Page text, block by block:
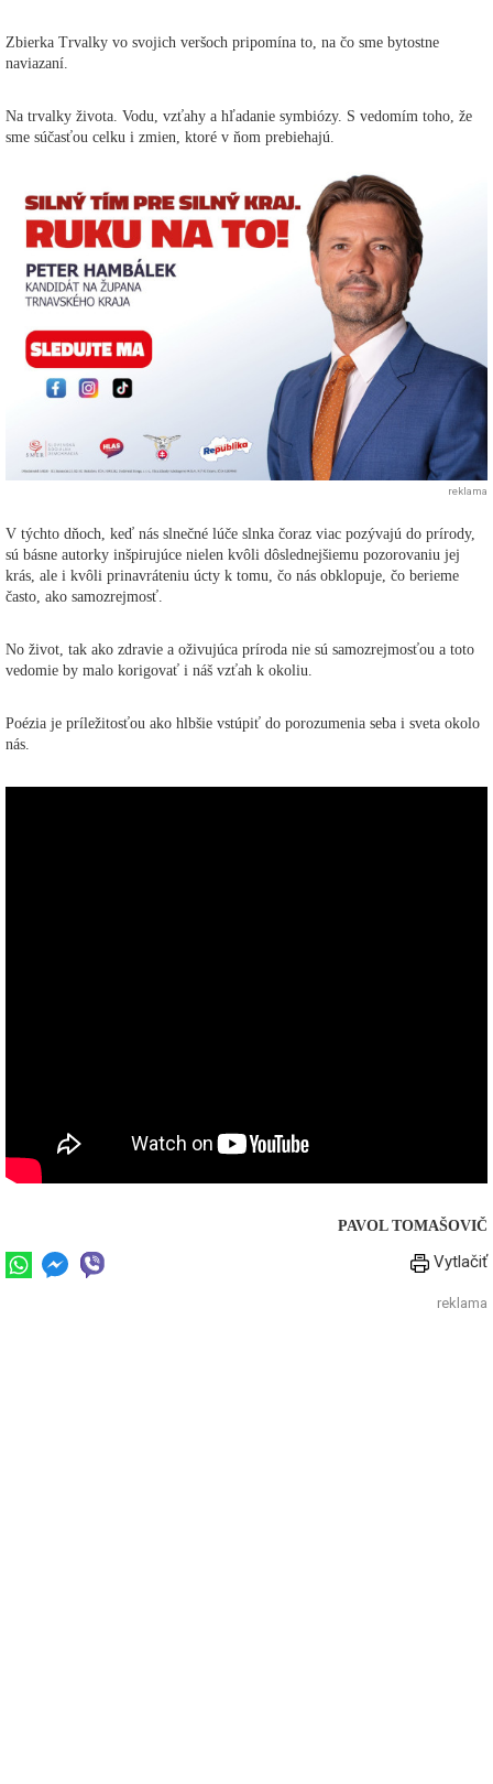
Zbierka Trvalky vo svojich veršoch pripomína to, na čo sme bytostne
naviazaní.
Na trvalky života. Vodu, vzťahy a hľadanie symbiózy. S vedomím toho, že
sme súčasťou celku i zmien, ktoré v ňom prebiehajú.
reklama
V týchto dňoch, keď nás slnečné lúče slnka čoraz viac pozývajú do prírody,
sú básne autorky inšpirujúce nielen kvôli dôslednejšiemu pozorovaniu jej
krás, ale i kvôli prinavráteniu úcty k tomu, čo nás obklopuje, čo berieme
často, ako samozrejmosť.
No život, tak ako zdravie a oživujúca príroda nie sú samozrejmosťou a toto
vedomie by malo korigovať i náš vzťah k okoliu.
Poézia je príležitosťou ako hlbšie vstúpiť do porozumenia seba i sveta okolo
nás.
PAVOL TOMAŠOVIČ
Vytlačiť
reklama